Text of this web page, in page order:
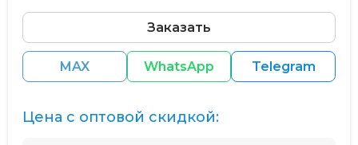
Заказать
MAX WhatsApp Telegram
Цена с оптовой скидкой: